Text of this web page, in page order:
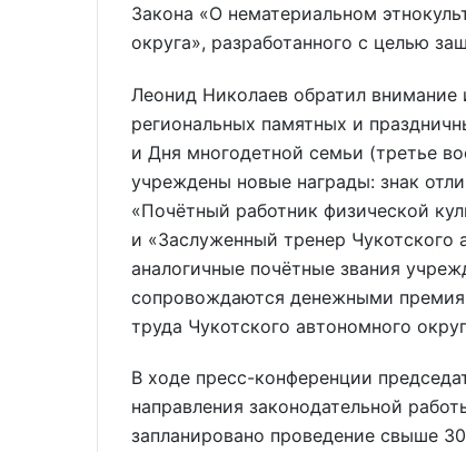
Закона «О нематериальном
округа», разработанного с целью
Леонид Николаев обратил
региональных памятных и
и Дня многодетной семьи (третье
учреждены новые награды: знак
«Почётный работник физической
и «Заслуженный тренер Чукотского
аналогичные почётные звания
сопровождаются денежными
труда Чукотского автономного
В ходе пресс-конференции
направления законодательной
запланировано проведение свыше